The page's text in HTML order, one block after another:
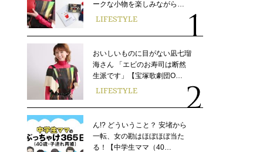
ークな小物を楽しみながら…
LIFESTYLE
おいしいものに目がない凪七瑠
海さん 「エビのお寿司は断然
生派です」【宝塚歌劇団O…
LIFESTYLE
ん!? どういうこと？ 安堵から
一転、女の勘はほぼほぼ当た
る！【中学生ママ（40…